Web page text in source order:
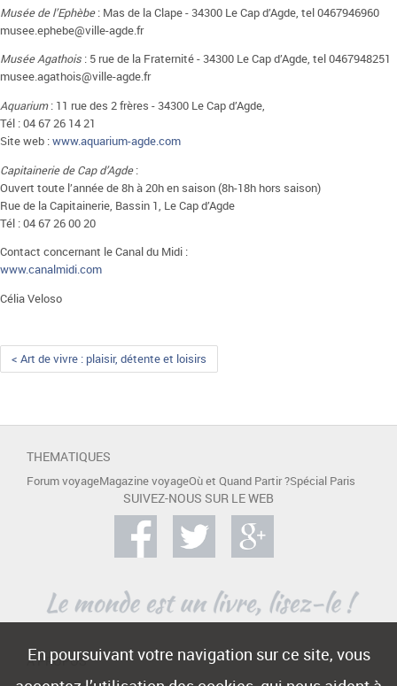
En poursuivant votre navigation sur ce site, vous
Musée de l’Ephèbe: Mas de la Clape - 34300 Le Cap d’Agde, tel 0467946960
musee.ephebe@ville-agde.fr
Musée Agathois : 5 rue de la Fraternité - 34300 Le Cap d’Agde, tel 0467948251
musee.agathois@ville-agde.fr
Aquarium: 11 rue des 2 frères - 34300 Le Cap d’Agde,
Tél : 04 67 26 14 21
Site web :www.aquarium-agde.com
Capitainerie de Cap d’Agde:
Ouvert toute l’année de 8h à 20h en saison (8h-18h hors saison)
Rue de la Capitainerie, Bassin 1, Le Cap d’Agde
Tél : 04 67 26 00 20
Contact concernant le Canal du Midi :
www.canalmidi.com
Célia Veloso
< Art de vivre : plaisir, détente et loisirs
THEMATIQUES
Forum voyageMagazine voyageOù et Quand Partir ?Spécial Paris
SUIVEZ-NOUS SUR LE WEB
A PROPOS